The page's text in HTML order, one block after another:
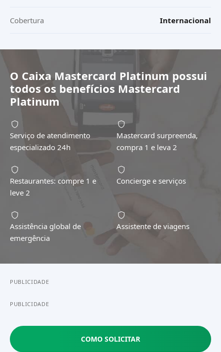
Cobertura Internacional
O Caixa Mastercard Platinum possui
todos os benefícios Mastercard
Platinum
Serviço de atendimento
especializado 24h
Mastercard surpreenda,
compra 1 e leva 2
Restaurantes: compre 1 e
leve 2
Concierge e serviços
Assistência global de
emergência
Assistente de viagens
PUBLICIDADE
PUBLICIDADE
COMO SOLICITAR